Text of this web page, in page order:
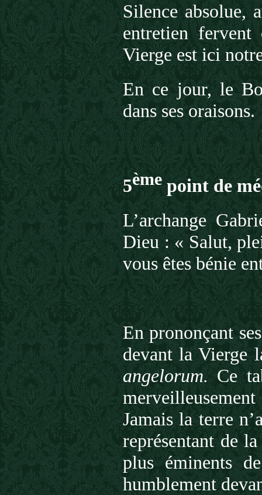
Silence absolue,
entretien
Vierge est ici
En ce jour, le
dans ses oraisons.
5ème point de
L’archange
Dieu : « Salut,
vous êtes bénie
En prononçant
devant la Vierge
angelorum. Ce
Jamais la terre
représentant de
plus éminents
humblement